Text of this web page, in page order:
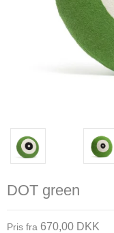
DOT green
Pris fra 670,00 DKK